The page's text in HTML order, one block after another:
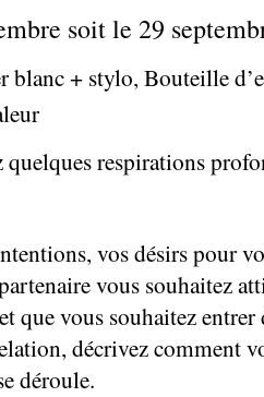
soit le 29
blanc + stylo, Bouteille
respirations
vos désirs pour
vous souhaitez
que vous souhaitez entrer
décrivez comment
déroule.